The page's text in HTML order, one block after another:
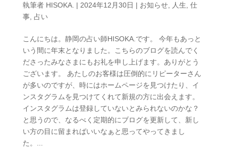
執筆者 HISOKA. | 2024年12月30日 | お知らせ, 人生 仕
事, 占い
こんにちは。静岡の占い師HISOKA.です。 今年もあっと
いう間に年末となりました。こちらのブログを読んでく
ださったみなさまにもお礼を申し上げます。ありがとう
ございます。 あたしのお客様は圧倒的にリピーターさん
が多いのですが、時にはホームページを見つけたり、イ
ンスタグラムを見つけてくれて新規の方に出会えます。
インスタグラムは登録していないとみられないのかな？
と思うので、なるべく定期的にブログを更新して、新し
い方の目に留まればいいなぁと思ってやってきまし
た。...